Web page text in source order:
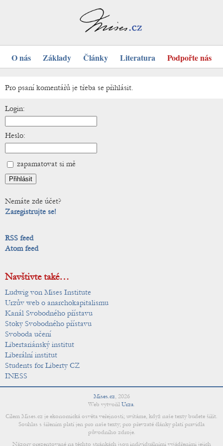
O nás Základy Články Literatura Podpořte nás
Pro psaní komentářů je třeba se přihlásit.
Login:
Heslo:
zapamatovat si mě
Nemáte zde účet?
Zaregistrujte se!
RSS feed
Atom feed
Navštivte také…
Ludwig von Mises Institute
Urzův web o anarchokapitalismu
Kanál Svobodného přístavu
Stoky Svobodného přístavu
Svoboda učení
Libertariánský institut
Liberální institut
Students for Liberty CZ
INESS
Mises.cz, 2026
Web vytvořil Urza.
Cílem Mises.cz je ekonomická osvěta veřejnosti; uvítáme, když naše texty budete šířit.
Souhlas s šířením platí jen pro naše texty; pro převzaté články platí pravidla
původního zdroje.
Názory prezentované na těchto stránkách jsou individuálními vyjádřeními jejich